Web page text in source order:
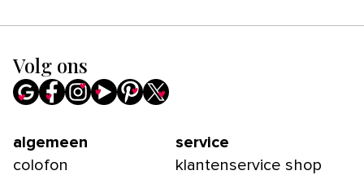
Volg ons
algemeen
colofon
service
klantenservice shop